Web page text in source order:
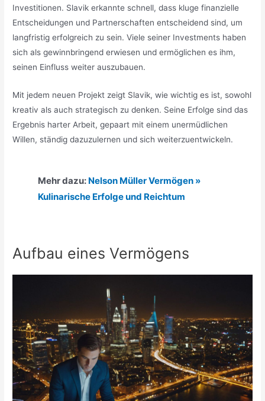
Investitionen. Slavik erkannte schnell, dass kluge finanzielle
Entscheidungen und Partnerschaften entscheidend sind, um
langfristig erfolgreich zu sein. Viele seiner Investments haben
sich als gewinnbringend erwiesen und ermöglichen es ihm,
seinen Einfluss weiter auszubauen.
Mit jedem neuen Projekt zeigt Slavik, wie wichtig es ist, sowohl
kreativ als auch strategisch zu denken. Seine Erfolge sind das
Ergebnis harter Arbeit, gepaart mit einem unermüdlichen
Willen, ständig dazuzulernen und sich weiterzuentwickeln.
Mehr dazu: Nelson Müller Vermögen »
Kulinarische Erfolge und Reichtum
Aufbau eines Vermögens